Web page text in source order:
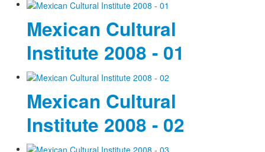
Mexican Cultural
Institute 2008 - 01
Mexican Cultural
Institute 2008 - 02